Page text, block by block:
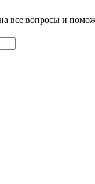
все вопросы и